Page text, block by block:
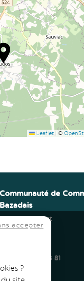
Leaflet | ©
Communauté de
Bazadais
Lieu-Dit Coucut
Route de Lerm
Tel: 05 56 25 28 81
accepter
?